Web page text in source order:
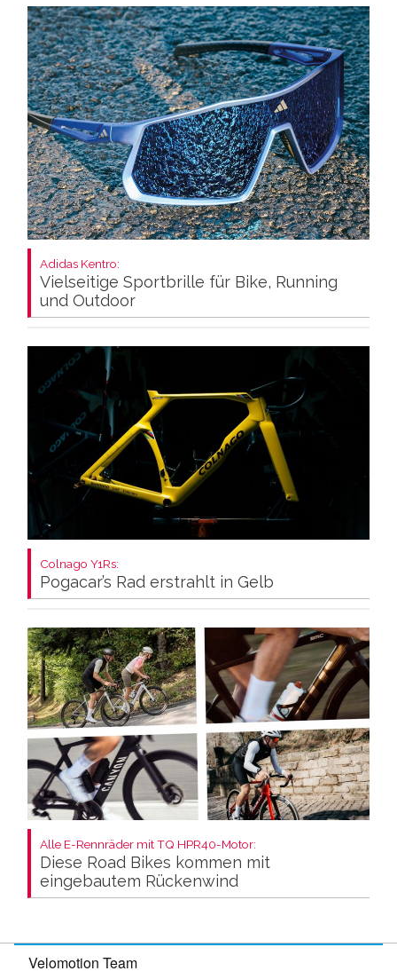
Adidas Kentro:
Vielseitige Sportbrille für Bike, Running
und Outdoor
Colnago Y1Rs:
Pogacar’s Rad erstrahlt in Gelb
Alle E-Rennräder mit TQ HPR40-Motor:
Diese Road Bikes kommen mit
eingebautem Rückenwind
Velomotion Team